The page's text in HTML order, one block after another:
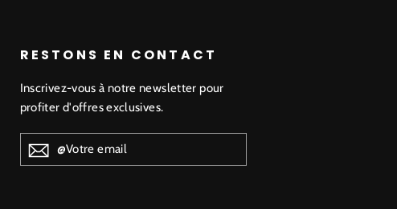
RESTONS EN CONTACT
Inscrivez-vous à notre newsletter pour
profiter d'offres exclusives.
@VOTRE
EMAIL